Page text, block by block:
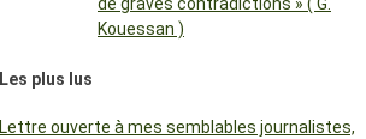
de graves contradictions » ( G.
Kouessan )
Les plus lus
Lettre ouverte à mes semblables journalistes,